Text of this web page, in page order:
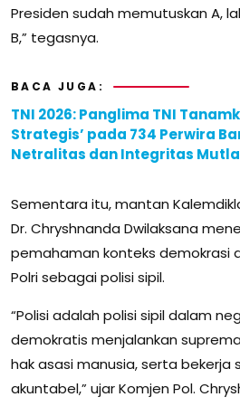
Presiden sudah memutuskan A,
B,” tegasnya.
BACA JUGA:
TNI 2026: Panglima TNI
Strategis’ pada 734 Perwira
Netralitas dan Integritas
Sementara itu, mantan
Dr. Chryshnanda Dwilaksana
pemahaman konteks demokrasi
Polri sebagai polisi sipil.
“Polisi adalah polisi sipil dalam
demokratis menjalankan
hak asasi manusia, serta bekerja
akuntabel,” ujar Komjen Pol.